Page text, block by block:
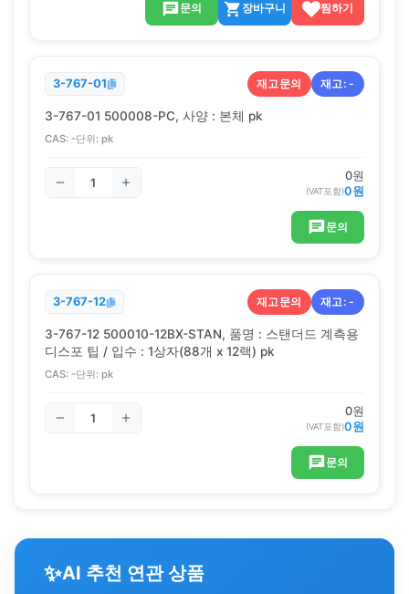
문의 장바구니 찜하기
3-767-01 재고문의 재고:-
3-767-01 500008-PC, 사양 : 본체 pk
CAS: -단위: pk
0원
(VAT포함)0원
문의
3-767-12 재고문의 재고:-
3-767-12 500010-12BX-STAN, 품명 : 스탠더드 계측용
디스포 팁 / 입수 : 1상자(88개 x 12랙) pk
CAS: -단위: pk
0원
(VAT포함)0원
문의
✨AI 추천 연관 상품